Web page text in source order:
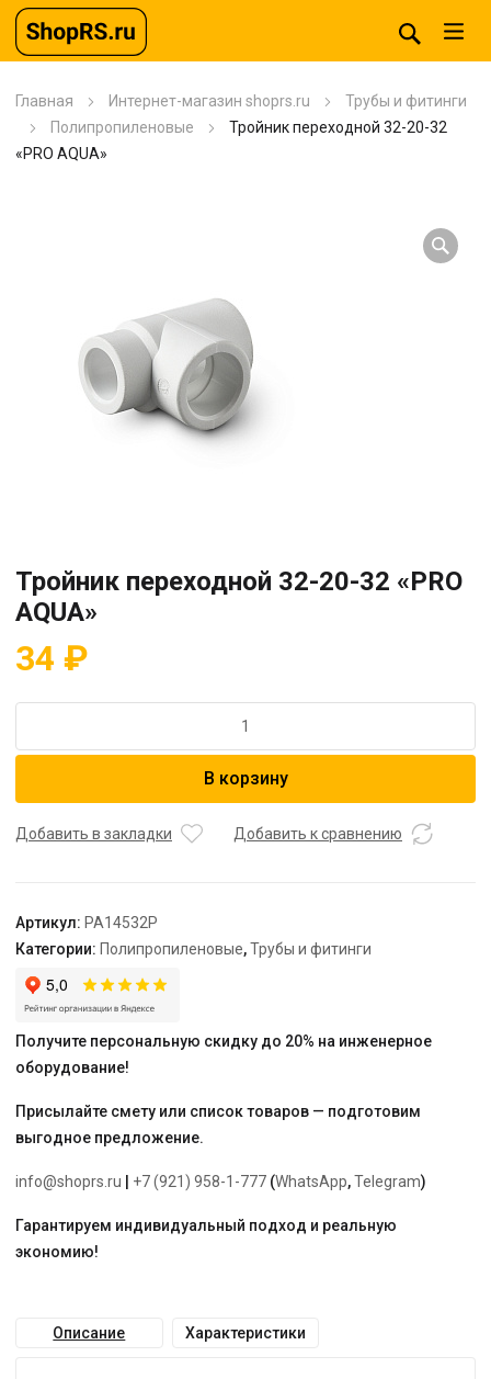
Главная Интернет-магазин shoprs.ru
Трубы и фитинги
Полипропиленовые
Тройник переходной 32-20-32
«PRO AQUA»
Тройник переходной 32-20-32 «PRO
AQUA»
34 ₽
Тройник
20-
В корзину
Добавить в закладки Добавить к сравнению
Артикул: PA14532P
Категории: Полипропиленовые,Трубы и фитинги
Получите персональную скидку до 20% на инженерное
оборудование!
Присылайте смету или список товаров — подготовим
выгодное предложение.
info@shoprs.ru +7 (921) 958-1-777 (WhatsApp,Telegram)
Гарантируем индивидуальный подход и реальную
экономию!
Описание Характеристики